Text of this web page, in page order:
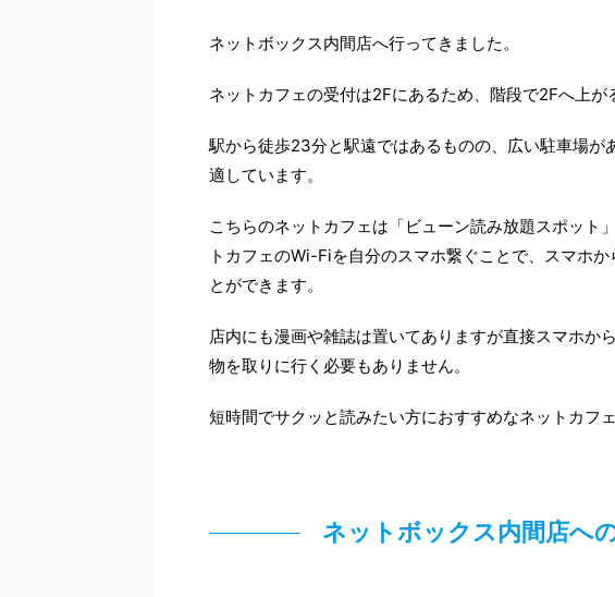
ネットボックス内間店へ行ってきました。
ネットカフェの受付は2Fにあるため、階段で2Fへ上が
駅から徒歩23分と駅遠ではあるものの、広い駐車場が
適しています。
こちらのネットカフェは「ビューン読み放題スポット
トカフェのWi-Fiを自分のスマホ繋ぐことで、スマホ
とができます。
店内にも漫画や雑誌は置いてありますが直接スマホか
物を取りに行く必要もありません。
短時間でサクッと読みたい方におすすめなネットカフェ
ネットボックス内間店へ